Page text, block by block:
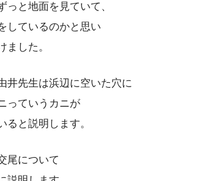
っと地面を見ていて、
しているのかと思い
ました。
井先生は浜辺に空いた穴に
っていうカニが
ると説明します。
尾について